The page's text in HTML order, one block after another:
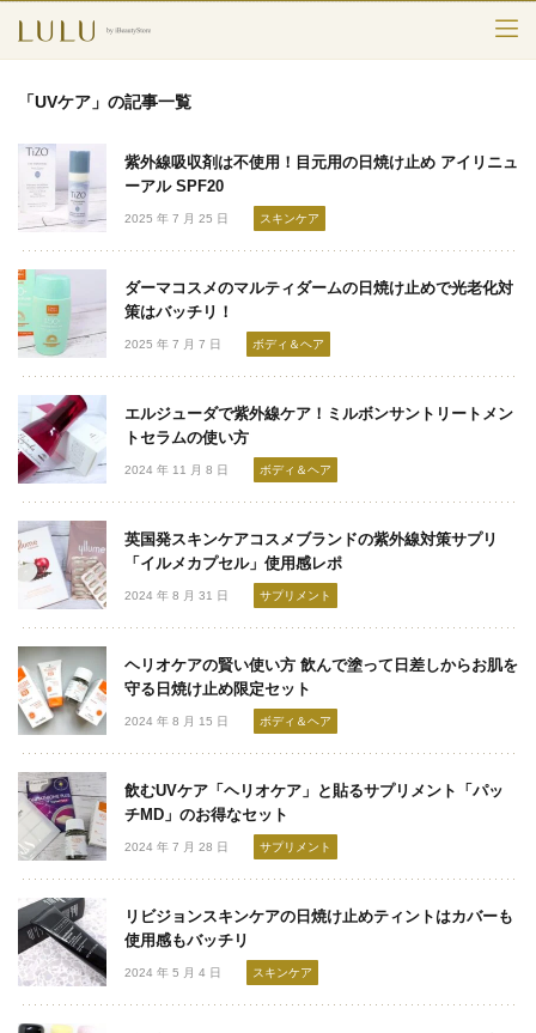
スキンケア
メークアップ
エイジングケア
フレグランス
ボディ＆ヘア
ライフスタイル
検索
「UVケア」の記事一覧
紫外線吸収剤は不使用！目元用の日焼け止め アイリニュ
ーアル SPF20
2025 年 7 月 25 日 スキンケア
ダーマコスメのマルティダームの日焼け止めで光老化対
策はバッチリ！
2025 年 7 月 7 日 ボディ＆ヘア
エルジューダで紫外線ケア！ミルボンサントリートメン
トセラムの使い方
2024 年 11 月 8 日 ボディ＆ヘア
英国発スキンケアコスメブランドの紫外線対策サプリ
「イルメカプセル」使用感レポ
2024 年 8 月 31 日 サプリメント
ヘリオケアの賢い使い方 飲んで塗って日差しからお肌を
守る日焼け止め限定セット
2024 年 8 月 15 日 ボディ＆ヘア
飲むUVケア「ヘリオケア」と貼るサプリメント「パッ
チMD」のお得なセット
2024 年 7 月 28 日 サプリメント
リビジョンスキンケアの日焼け止めティントはカバーも
使用感もバッチリ
2024 年 5 月 4 日 スキンケア